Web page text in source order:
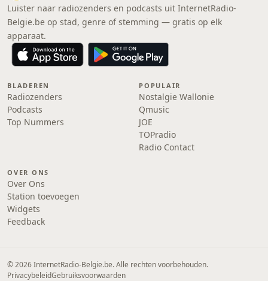
Luister naar radiozenders en podcasts uit InternetRadio-
Belgie.be op stad, genre of stemming — gratis op elk
apparaat.
BLADEREN
Radiozenders
Podcasts
Top Nummers
POPULAIR
Nostalgie Wallonie
Qmusic
JOE
TOPradio
Radio Contact
OVER ONS
Over Ons
Station toevoegen
Widgets
Feedback
© 2026 InternetRadio-Belgie.be. Alle rechten voorbehouden.
PrivacybeleidGebruiksvoorwaarden